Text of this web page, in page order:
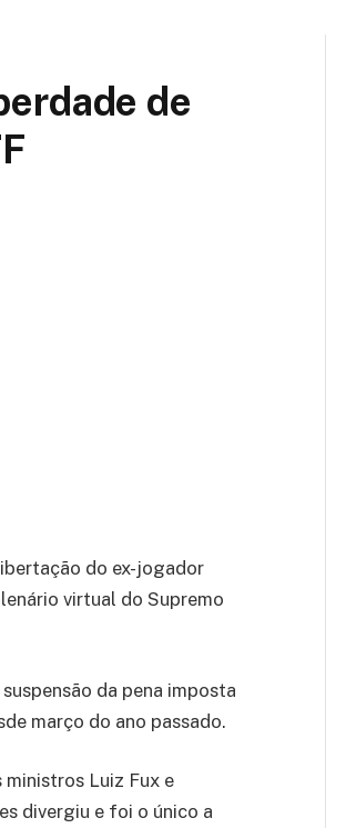
de
do ex-jogador
virtual do Supremo
da pena imposta
março do ano passado.
ministros Luiz Fux e
divergiu e foi o único a